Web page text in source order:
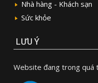
Nhà hàng - Khách sạn
Sức khỏe
LƯU Ý
Website đang trong quá